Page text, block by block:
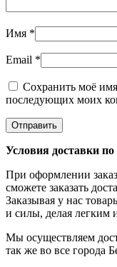
Имя *
Email *
Сохранить моё
последующих моих
Условия доставки
При оформлении
сможете заказать
Заказывая у нас
и силы, делая легким
Мы осуществляем
так же во все города